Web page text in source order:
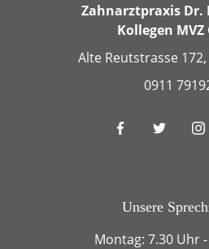
Zahnarztpraxis Dr.
Kollegen MVZ
Alte Reutstrasse
0911
Unsere
Montag: 7.30 Uhr